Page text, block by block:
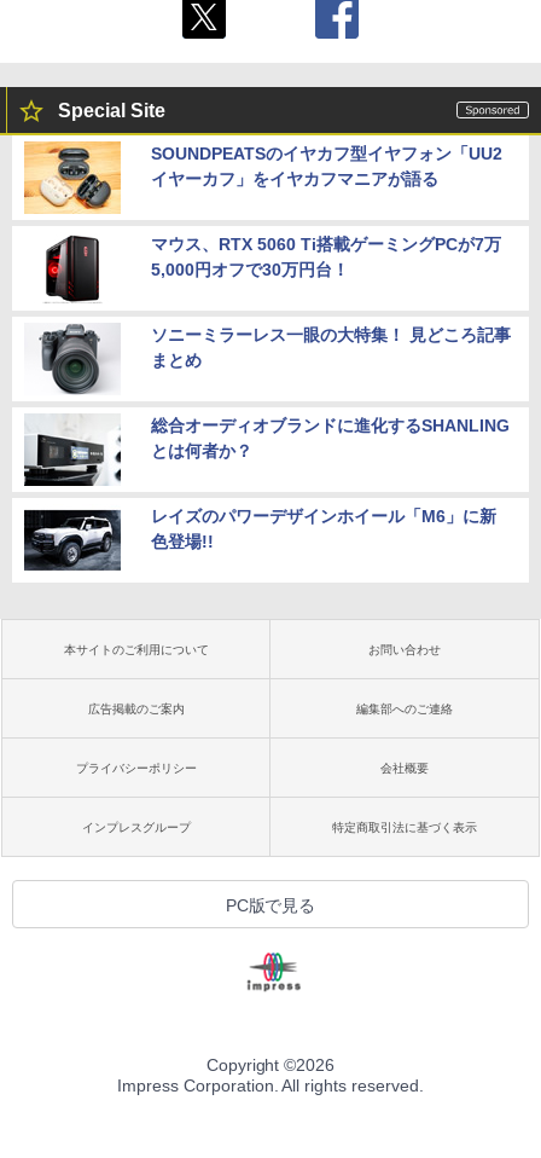
Special Site
SOUNDPEATSのイヤカフ型イヤフォン「UU2
イヤーカフ」をイヤカフマニアが語る
マウス、RTX 5060 Ti搭載ゲーミングPCが7万
5,000円オフで30万円台！
ソニーミラーレス一眼の大特集！ 見どころ記事
まとめ
総合オーディオブランドに進化するSHANLING
とは何者か？
レイズのパワーデザインホイール「M6」に新
色登場!!
本サイトのご利用について お問い合わせ
広告掲載のご案内 編集部へのご連絡
プライバシーポリシー 会社概要
インプレスグループ 特定商取引法に基づく表示
PC版で見る
Copyright ©2026
Impress Corporation. All rights reserved.